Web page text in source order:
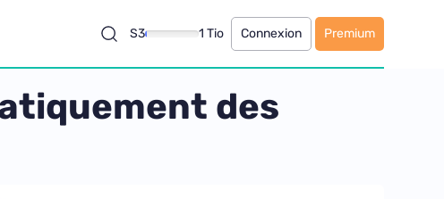
S3 1 Tio Connexion Premium
des